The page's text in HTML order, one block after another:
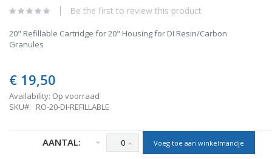
Be the first to review this product
20" Refillable Cartridge for 20" Housing for DI Resin/Carbon
Granules
€ 19,50
Availability: Op voorraad
SKU
RO-20-DI-REFILLABLE
AANTAL: Voeg toe aan winkelmandje